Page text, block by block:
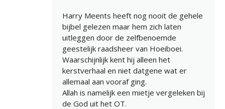
Harry Meents heeft nog nooit de gehele
bijbel gelezen maar hem zich laten
uitleggen door de zelfbenoemde
geestelijk raadsheer van Hoeiboei.
Waarschijnlijk kent hij alleen het
kerstverhaal en niet datgene wat er
allemaal aan vooraf ging.
Allah is namelijk een mietje vergeleken bij
de God uit het OT.